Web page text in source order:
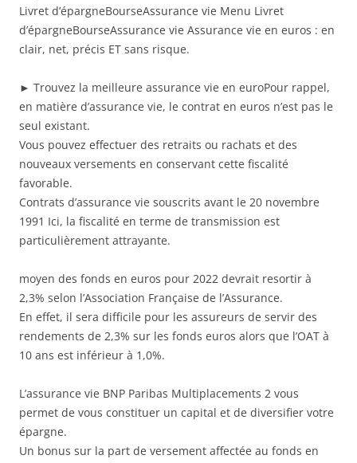
Livret d’épargneBourseAssurance vie Menu Livret
d’épargneBourseAssurance vie Assurance vie en euros : en
clair, net, précis ET sans risque.
► Trouvez la meilleure assurance vie en euroPour rappel,
en matière d’assurance vie, le contrat en euros n’est pas le
seul existant.
Vous pouvez effectuer des retraits ou rachats et des
nouveaux versements en conservant cette fiscalité
favorable.
Contrats d’assurance vie souscrits avant le 20 novembre
1991 Ici, la fiscalité en terme de transmission est
particulièrement attrayante.
moyen des fonds en euros pour 2022 devrait resortir à
2,3% selon l’Association Française de l’Assurance.
En effet, il sera difficile pour les assureurs de servir des
rendements de 2,3% sur les fonds euros alors que l’OAT à
10 ans est inférieur à 1,0%.
L’assurance vie BNP Paribas Multiplacements 2 vous
permet de vous constituer un capital et de diversifier votre
épargne.
Un bonus sur la part de versement affectée au fonds en